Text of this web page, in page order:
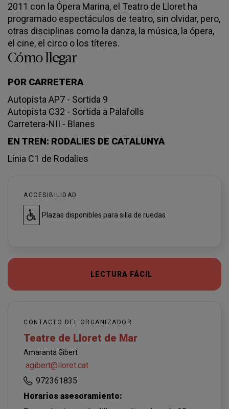
2011 con la Ópera Marina, el Teatro de Lloret ha
programado espectáculos de teatro, sin olvidar, pero,
otras disciplinas como la danza, la música, la ópera,
el cine, el circo o los títeres.
Cómo llegar
POR CARRETERA
Autopista AP7 - Sortida 9
Autopista C32 - Sortida a Palafolls
Carretera-NII - Blanes
EN TREN: RODALIES DE CATALUNYA
Línia C1 de Rodalies
ACCESIBILIDAD
Plazas disponibles para silla de ruedas
LECTURA FÁCIL
CONTACTO DEL ORGANIZADOR
Teatre de Lloret de Mar
Amaranta Gibert
agibert@lloret.cat
972361835
Horarios asesoramiento: